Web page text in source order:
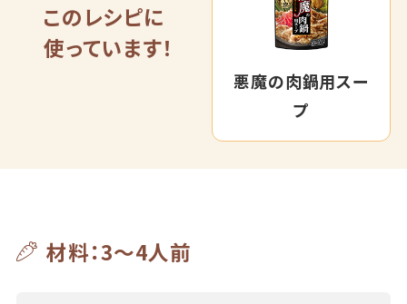
このレシピに
使っています！
悪魔の肉鍋用スー
プ
材料：3～4人前